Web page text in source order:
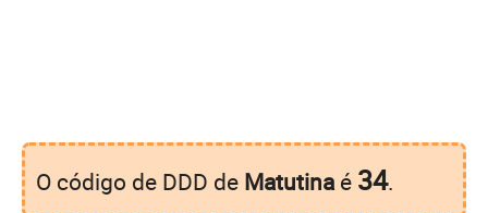
O código de DDD de Matutina é 34.